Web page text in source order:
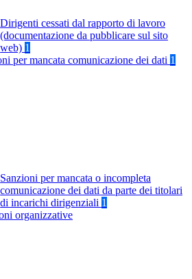
Dirigenti cessati dal rapporto di lavoro
(documentazione da pubblicare sul sito
web) 1
per mancata comunicazione dei dati 1
Sanzioni per mancata o incompleta
comunicazione dei dati da parte dei titolari
di incarichi dirigenziali 1
organizzative